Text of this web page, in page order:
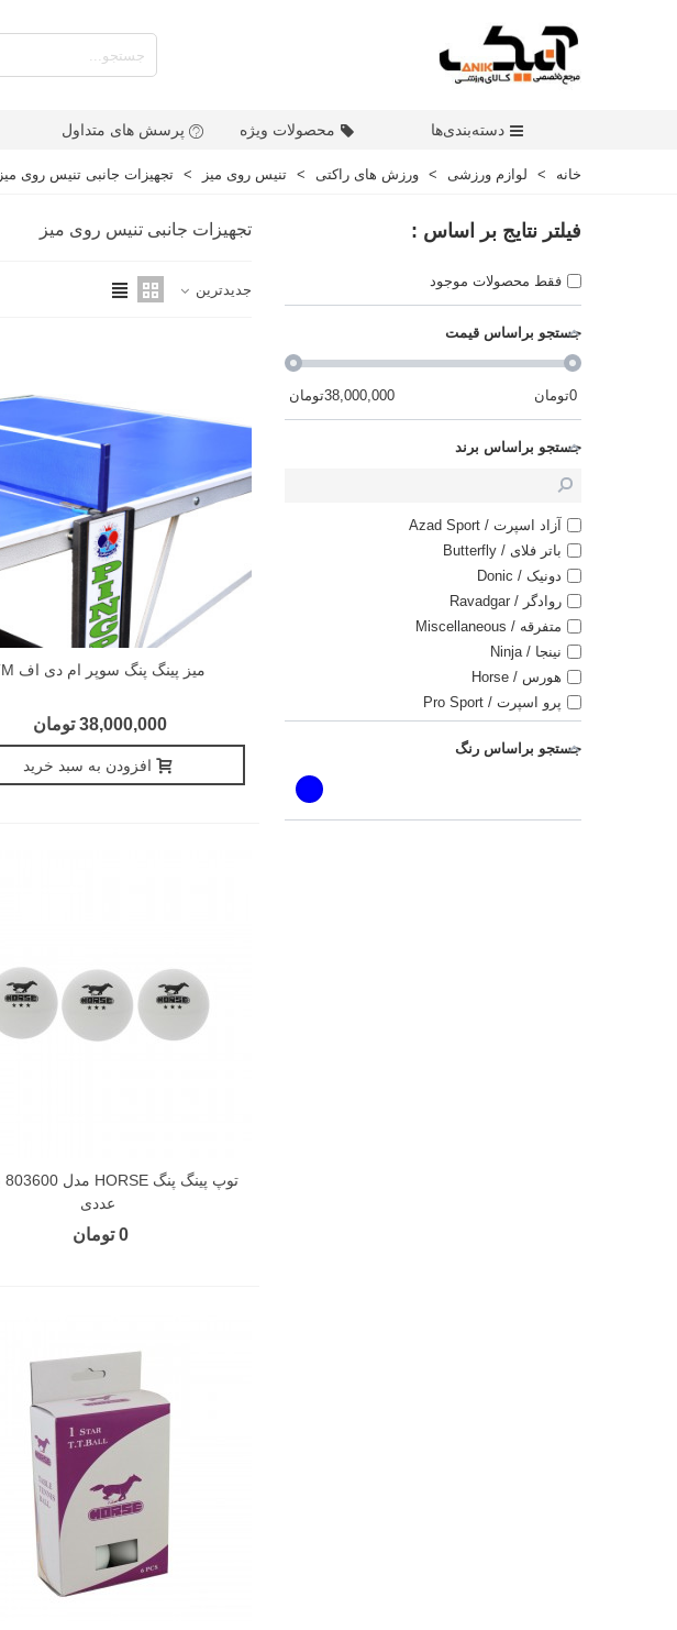
دسته‌بندی‌ها محصولات ویژه پرسش های متداول
خانه > لوازم ورزشی > ورزش های راکتی > تنیس روی میز > تجهیزات جانبی تنیس روی میز
فیلتر نتایج بر اساس :
فقط محصولات موجود
جستجو براساس قیمت
0تومان 38,000,000تومان
جستجو براساس برند
آزاد اسپرت / Azad Sport
باتر فلای / Butterfly
دونیک / Donic
روادگر / Ravadgar
متفرقه / Miscellaneous
نینجا / Ninja
هورس / Horse
پرو اسپرت / Pro Sport
جستجو براساس رنگ
تجهیزات جانبی تنیس روی میز
جدیدترین
میز پینگ پنگ سوپر ام دی اف TM
38,000,000 تومان
افزودن به سبد خرید
عددی
0 تومان